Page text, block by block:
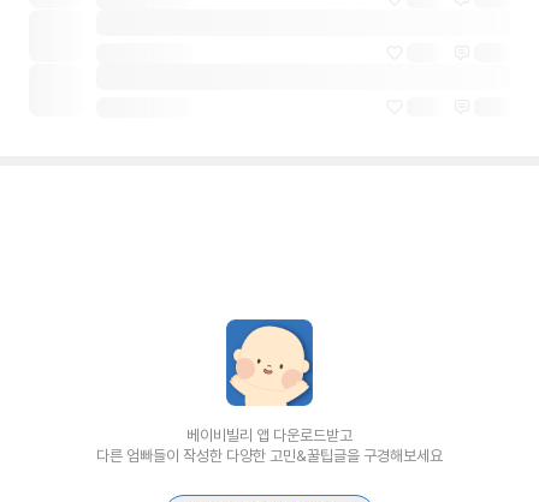
베이비빌리 앱 다운로드받고
다른 엄빠들이 작성한 다양한 고민&꿀팁글을 구경해보세요